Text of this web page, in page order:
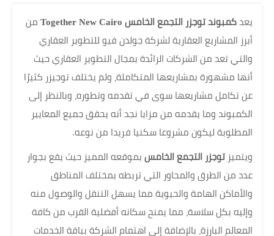
يعد كمبوند توجزر التجمع الخامس Together New Cairo
من
أبرز المشاريع العقارية لشركة جولدن فيو للتطوير العقاري
والتي تعد من الشركات الرائدة بمجال التطوير العقاري حيث
أنها مشهورة بمشاريعها المتكاملة، ولم يختلف توجيزر كثيرًا
عن تكامل مشاريعها سوى في تقدمه وتطوره، وبالنظر إلى
الكمبوند وما يقدمه من مزايا نجد أنه يحقق جميع المعايير
المطلوبة ليكون مشروعا سكنيا فريدا من نوعه.
ويتميز توجزر التجمع الخامس بموقعه المميز حيث يقع بجوار
عدد من الطرق والمحاور التي تربطه بمختلف المناطق
والأماكن الهامة والحيوية مما يسهل التنقل والوصول منه
وإليه بكل سلاسة، مما يمنح سكانه أفضلية القرب من كافة
المعالم البارزة، بالإضافة إلى اهتمام الشركة بباقة الخدمات